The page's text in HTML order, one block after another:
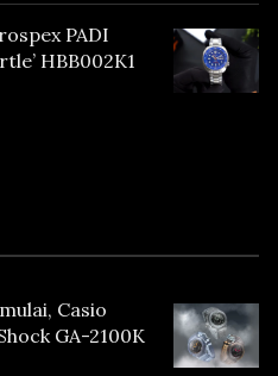
PADI
HBB002K1
Casio
GA-2100K